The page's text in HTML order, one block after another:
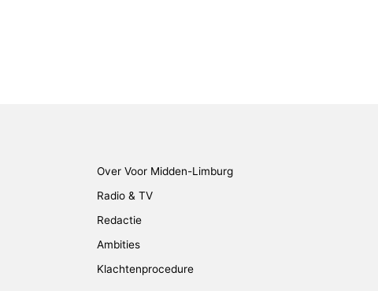
Over Voor Midden-Limburg
Radio & TV
Redactie
Ambities
Klachtenprocedure